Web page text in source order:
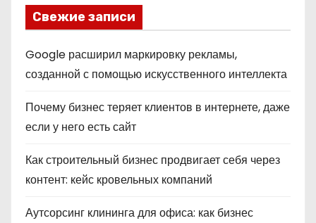
Свежие записи
Google расширил маркировку рекламы,
созданной с помощью искусственного интеллекта
Почему бизнес теряет клиентов в интернете, даже
если у него есть сайт
Как строительный бизнес продвигает себя через
контент: кейс кровельных компаний
Аутсорсинг клининга для офиса: как бизнес